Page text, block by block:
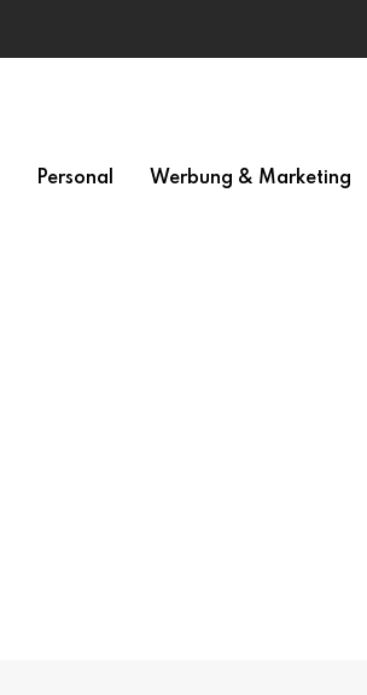
Personal Werbung & Marketing